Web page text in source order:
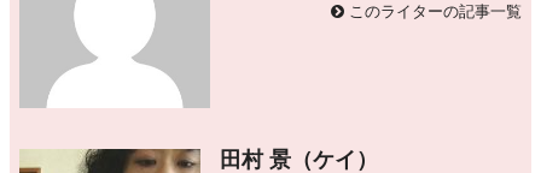
このライターの記事一覧
田村 景（ケイ）